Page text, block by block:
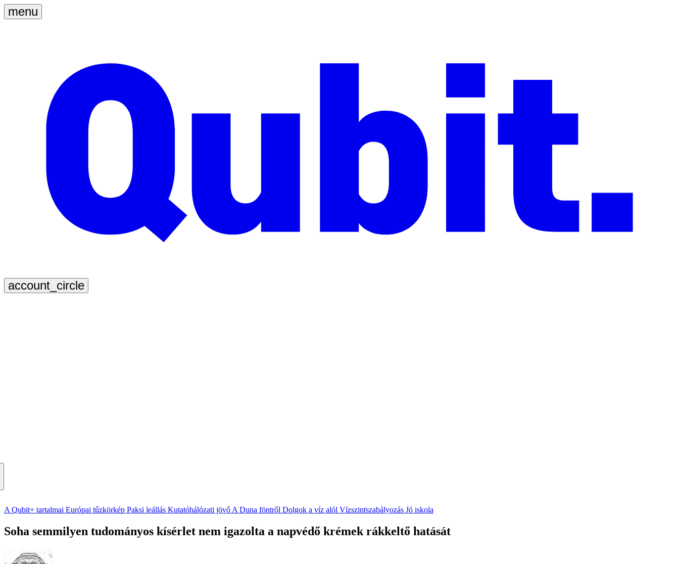
A Qubit+ tartalmai Európai tűzkörkép Paksi leállás Kutatóhálózati jövő A Duna föntről Dolgok a víz alól Vízszintszabályozás Jó iskola
Soha semmilyen tudományos kísérlet nem igazolta a napvédő krémek rákkeltő hatását